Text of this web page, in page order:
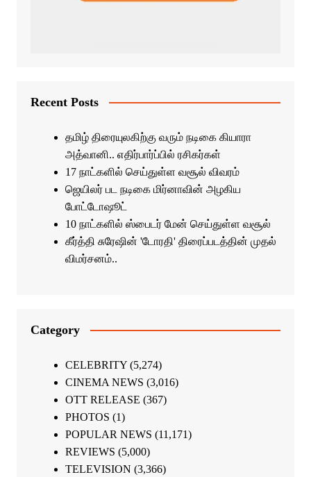
Recent Posts
தமிழ் திரையுலகிற்கு வரும் நடிகை கியாரா
அத்வானி.. எதிர்பார்ப்பில் ரசிகர்கள்
17 நாட்களில் செய்துள்ள வசூல் விவரம்
ஜெயிலர் பட நடிகை மிர்னாவின் அழகிய
போட்டோஷூட்
10 நாட்களில் ஸ்பைடர் மேன் செய்துள்ள வசூல்
கீர்த்தி சுரேஷின் 'டோரதி' திரைப்படத்தின் முதல்
விமர்சனம்..
Category
CELEBRITY(5,274)
CINEMA NEWS (3,016)
OTT RELEASE (367)
PHOTOS (1)
POPULAR NEWS (11,171)
REVIEWS (5,000)
TELEVISION (3,366)